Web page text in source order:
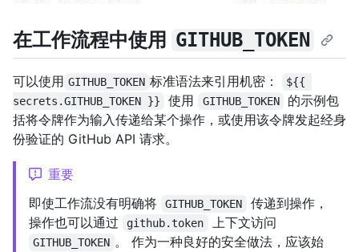
在工作流程中使用 GITHUB_TOKEN
可以使用 GITHUB_TOKEN 标准语法来引用机密：
${{
secrets.GITHUB_TOKEN }}
使用 GITHUB_TOKEN
的示例包
括将令牌作为输入传递给某个操作，或使用该令牌发起经身
份验证的 GitHub API 请求。
重要
即使工作流没有明确将
GITHUB_TOKEN
传递到操作，
操作也可以通过
github.token 上下文访问
GITHUB_TOKEN 。 作为一种良好的安全做法，应该始